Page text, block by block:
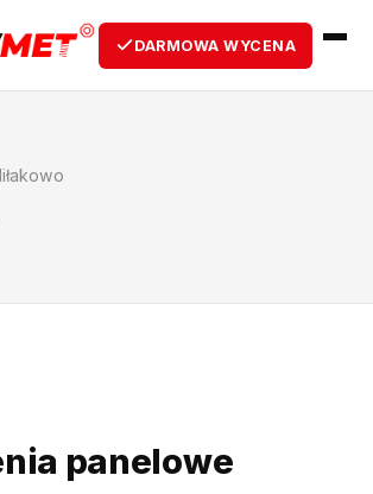
DARMOWA WYCENA
panelowe